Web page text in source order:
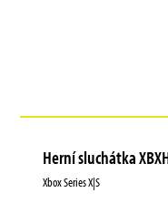
Herní sluchátka
Xbox Series X|S